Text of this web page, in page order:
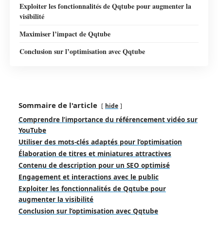
Exploiter les fonctionnalités de Qqtube pour augmenter la
visibilité
Maximiser l’impact de Qqtube
Conclusion sur l’optimisation avec Qqtube
Sommaire de l'article hide
Comprendre l’importance du référencement vidéo sur
YouTube
Utiliser des mots-clés adaptés pour l’optimisation
Élaboration de titres et miniatures attractives
Contenu de description pour un SEO optimisé
Engagement et interactions avec le public
Exploiter les fonctionnalités de Qqtube pour
augmenter la visibilité
Conclusion sur l’optimisation avec Qqtube